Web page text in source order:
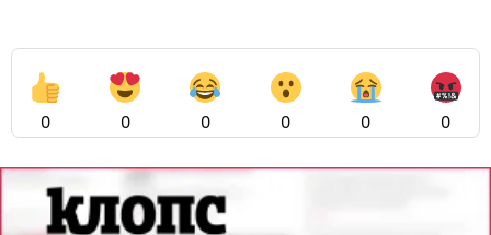
0 0 0 0 0 0